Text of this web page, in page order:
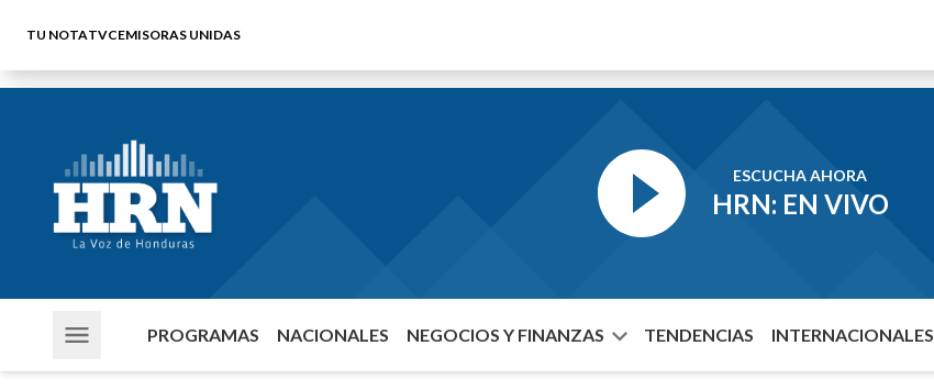
TU NOTATVCEMISORAS UNIDAS
ESCUCHA AHORA
HRN: EN VIVO
PROGRAMAS NACIONALES NEGOCIOS Y FINANZAS TENDENCIAS INTERNACIONALES